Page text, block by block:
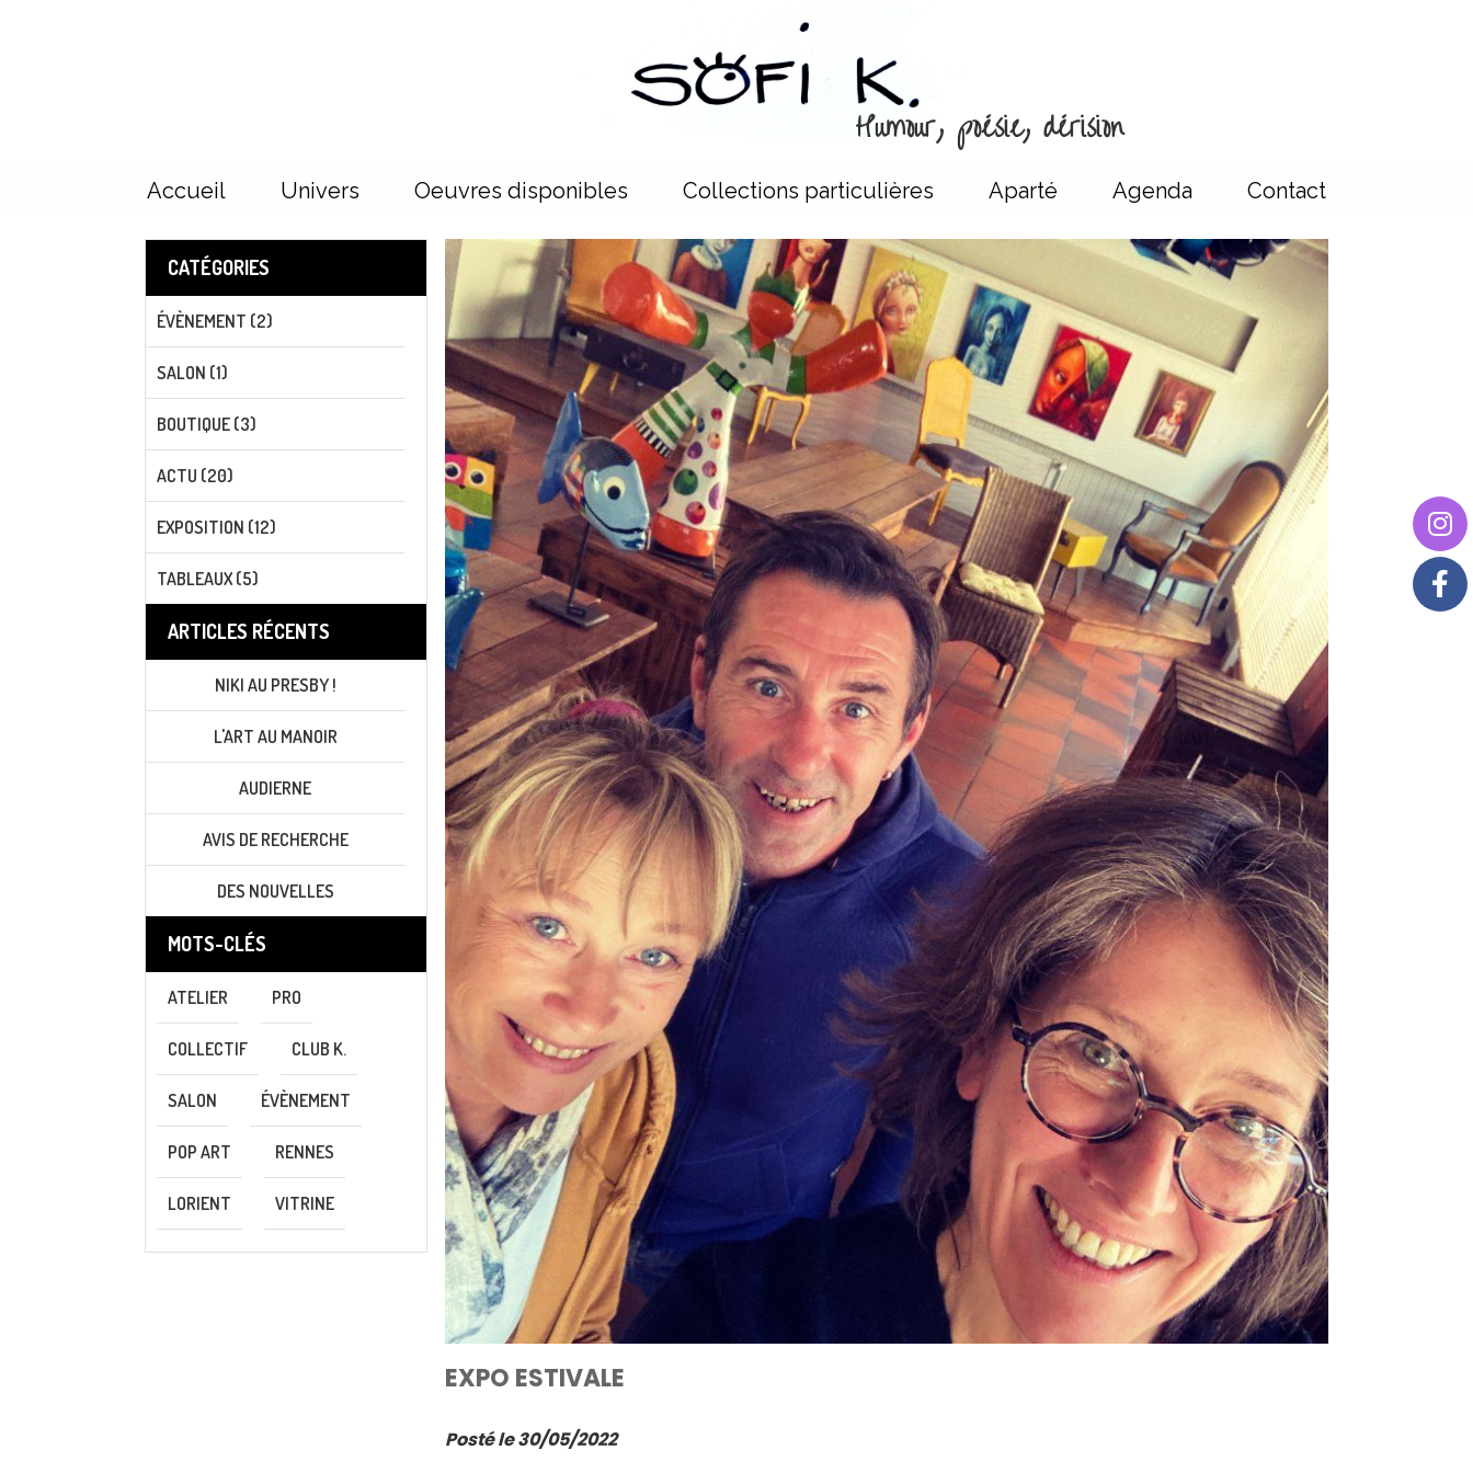
Humour, poésie, dérision
Accueil Univers Oeuvres disponibles Collections particulières Aparté Agenda Contact
EXPO ESTIVALE
Posté le 30/05/2022
CATÉGORIES
ÉVÈNEMENT (2)
SALON (1)
BOUTIQUE (3)
ACTU (20)
EXPOSITION (12)
TABLEAUX (5)
ARTICLES RÉCENTS
NIKI AU PRESBY !
L'ART AU MANOIR
AUDIERNE
AVIS DE RECHERCHE
DES NOUVELLES
MOTS-CLÉS
ATELIER PRO
COLLECTIF CLUB K.
SALON ÉVÈNEMENT
POP ART RENNES
LORIENT VITRINE